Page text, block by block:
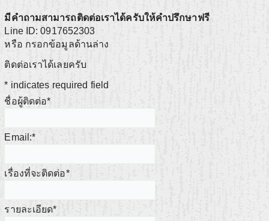
มีคำถามสามารถติดต่อเราได้ครับให้คำปรึกษาฟรี
Line ID: 0917652303
หรือ กรอกข้อมูลด้านล่าง
ติดต่อเราได้เลยครับ
* indicates required field
ชื่อผู้ติดต่อ*
Email:*
เรื่องที่จะติดต่อ*
รายละเอียด*